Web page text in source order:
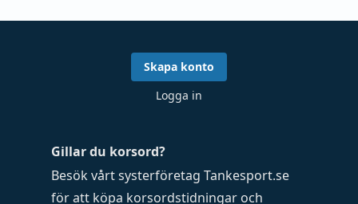
Gillar du korsord?
Besök vårt systerföretag Tankesport.se
för att köpa korsordstidningar och
Skapa konto
Logga in